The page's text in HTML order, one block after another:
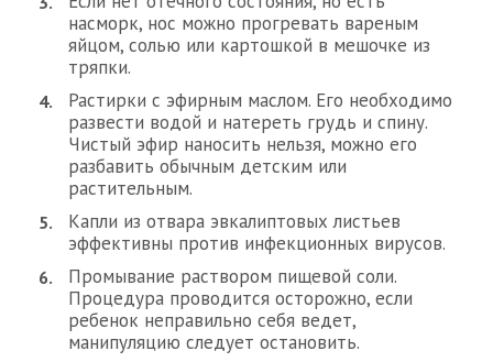
насморк, нос можно прогревать вареным
яйцом, солью или картошкой в мешочке из
тряпки.
Растирки с эфирным маслом. Его необходимо
развести водой и натереть грудь и спину.
Чистый эфир наносить нельзя, можно его
разбавить обычным детским или
растительным.
Капли из отвара эвкалиптовых листьев
эффективны против инфекционных вирусов.
Промывание раствором пищевой соли.
Процедура проводится осторожно, если
ребенок неправильно себя ведет,
манипуляцию следует остановить.